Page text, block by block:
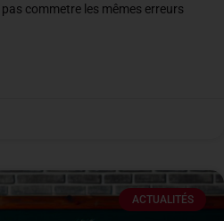
commetre les mêmes erreurs
ACTUALITÉS